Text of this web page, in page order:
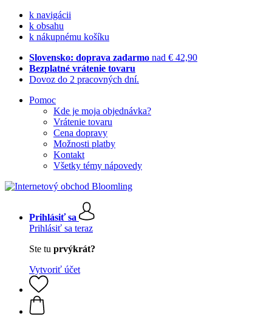
k navigácii
k obsahu
k nákupnému košíku
Slovensko: doprava zadarmo nad € 42,90
Bezplatné vrátenie tovaru
Dovoz do 2 pracovných dní.
Pomoc
Kde je moja objednávka?
Vrátenie tovaru
Cena dopravy
Možnosti platby
Kontakt
Všetky témy nápovedy
Prihlásiť sa
Prihlásiť sa teraz
Ste tu prvýkrát?
Vytvoriť účet